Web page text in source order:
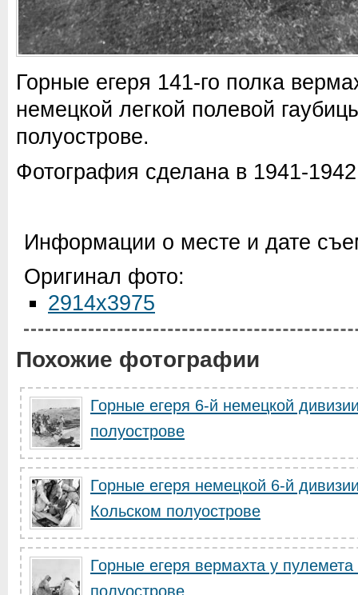
Горные егеря 141-го полка
немецкой легкой полевой
полуострове.
Фотография сделана в 1941-1942
Информации о месте и дате
Оригинал фото:
2914x3975
Похожие фотографии
Горные егеря 6-й немецкой
полуострове
Горные егеря немецкой 6-й
Кольском полуострове
Горные егеря вермахта у
полуострове